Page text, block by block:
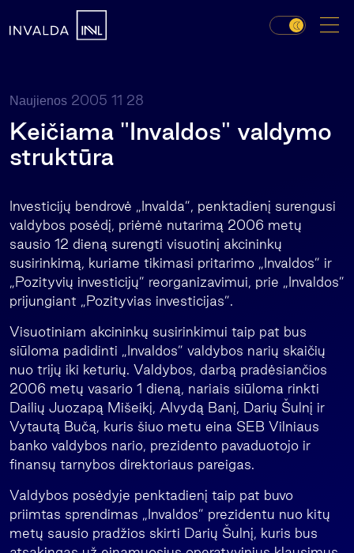
Naujienos 2005 11 28
Keičiama "Invaldos" valdymo
struktūra
Investicijų bendrovė „Invalda”, penktadienį surengusi
valdybos posėdį, priėmė nutarimą 2006 metų
sausio 12 dieną surengti visuotinį akcininkų
susirinkimą, kuriame tikimasi pritarimo „Invaldos” ir
„Pozityvių investicijų” reorganizavimui, prie „Invaldos”
prijungiant „Pozityvias investicijas”.
Visuotiniam akcininkų susirinkimui taip pat bus
siūloma padidinti „Invaldos” valdybos narių skaičių
nuo trijų iki keturių. Valdybos, darbą pradėsiančios
2006 metų vasario 1 dieną, nariais siūloma rinkti
Dailių Juozapą Mišeikį, Alvydą Banį, Darių Šulnį ir
Vytautą Bučą, kuris šiuo metu eina SEB Vilniaus
banko valdybos nario, prezidento pavaduotojo ir
finansų tarnybos direktoriaus pareigas.
Valdybos posėdyje penktadienį taip pat buvo
priimtas sprendimas „Invaldos” prezidentu nuo kitų
metų sausio pradžios skirti Darių Šulnį, kuris bus